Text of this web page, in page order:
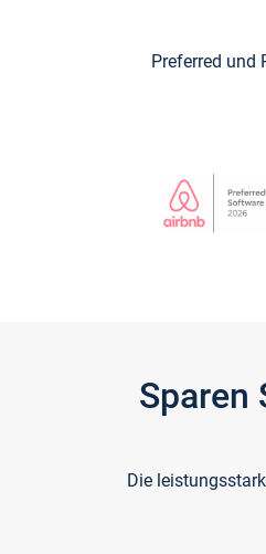
Preferred und
Sparen
Die